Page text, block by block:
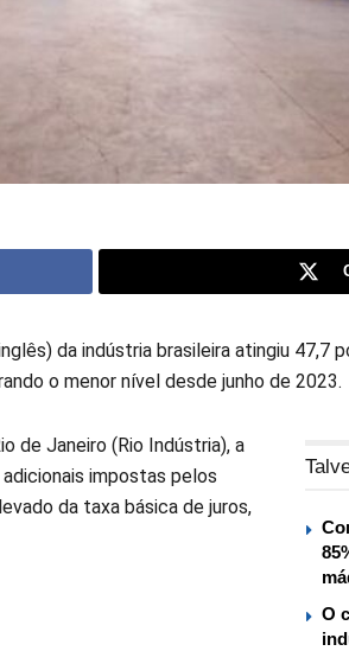
da indústria brasileira atingiu
o menor nível desde junho de 2023.
O
de Janeiro (Rio Indústria), a
impostas pelos
da taxa básica de juros,